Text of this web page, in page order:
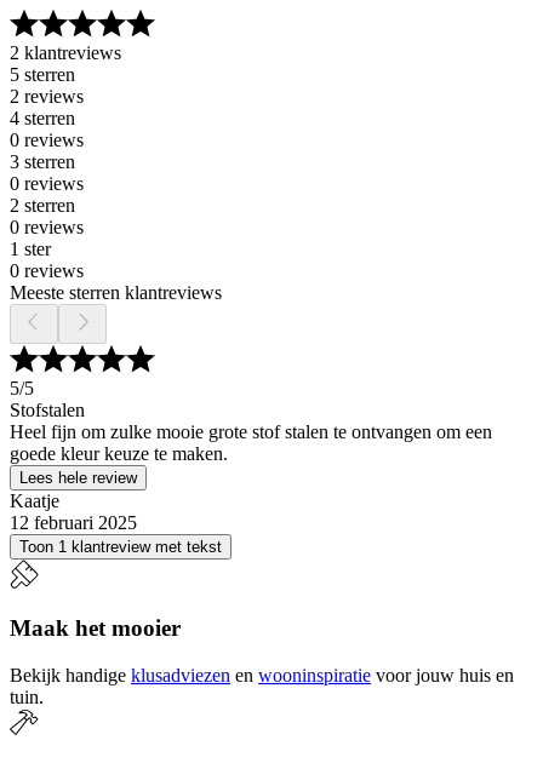
2 klantreviews
5 sterren
2 reviews
4 sterren
0 reviews
3 sterren
0 reviews
2 sterren
0 reviews
1 ster
0 reviews
Meeste sterren klantreviews
5/5
Stofstalen
Heel fijn om zulke mooie grote stof stalen te ontvangen om een
goede kleur keuze te maken.
Lees hele review
Kaatje
12 februari 2025
Toon 1 klantreview met tekst
Maak het mooier
Bekijk handige klusadviezen en wooninspiratie voor jouw huis en
tuin.